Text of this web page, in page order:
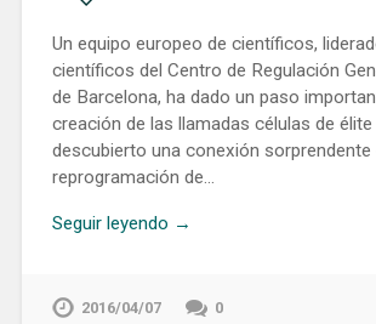
Un equipo europeo de científicos,
científicos del Centro de Regulación
de Barcelona, ha dado un paso
creación de las llamadas células de élite
descubierto una conexión sorprendente
reprogramación de…
Seguir leyendo →
2016/04/07 0